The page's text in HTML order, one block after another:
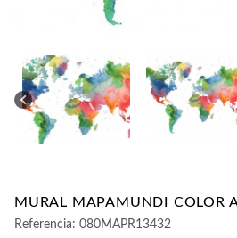
MURAL MAPAMUNDI COLOR
Referencia: 080MAPR13432